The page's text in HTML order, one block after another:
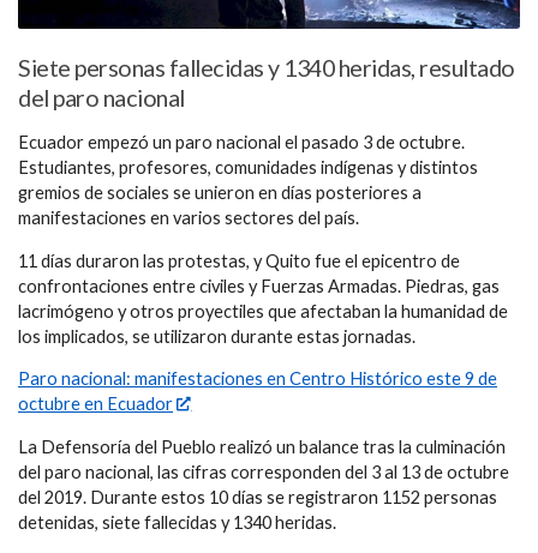
Siete personas fallecidas y 1340 heridas, resultado
del paro nacional
Ecuador empezó un paro nacional el pasado 3 de octubre.
Estudiantes, profesores, comunidades indígenas y distintos
gremios de sociales se unieron en días posteriores a
manifestaciones en varios sectores del país.
11 días duraron las protestas, y Quito fue el epicentro de
confrontaciones entre civiles y Fuerzas Armadas. Piedras, gas
lacrimógeno y otros proyectiles que afectaban la humanidad de
los implicados, se utilizaron durante estas jornadas.
Paro nacional: manifestaciones en Centro Histórico este 9 de
octubre en Ecuador
La Defensoría del Pueblo realizó un balance tras la culminación
del paro nacional, las cifras corresponden del 3 al 13 de octubre
del 2019. Durante estos 10 días se registraron 1152 personas
detenidas, siete fallecidas y 1340 heridas.